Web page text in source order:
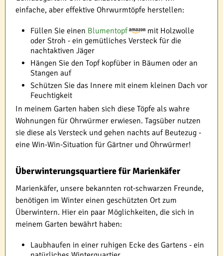
einfache, aber effektive Ohrwurmtöpfe herstellen:
Füllen Sie einen Blumentopf
mit Holzwolle
oder Stroh - ein gemütliches Versteck für die
nachtaktiven Jäger
Hängen Sie den Topf kopfüber in Bäumen oder an
Stangen auf
Schützen Sie das Innere mit einem kleinen Dach vor
Feuchtigkeit
In meinem Garten haben sich diese Töpfe als wahre
Wohnungen für Ohrwürmer erwiesen. Tagsüber nutzen
sie diese als Versteck und gehen nachts auf Beutezug -
eine Win-Win-Situation für Gärtner und Ohrwürmer!
Überwinterungsquartiere für Marienkäfer
Marienkäfer, unsere bekannten rot-schwarzen Freunde,
benötigen im Winter einen geschützten Ort zum
Überwintern. Hier ein paar Möglichkeiten, die sich in
meinem Garten bewährt haben:
Laubhaufen in einer ruhigen Ecke des Gartens - ein